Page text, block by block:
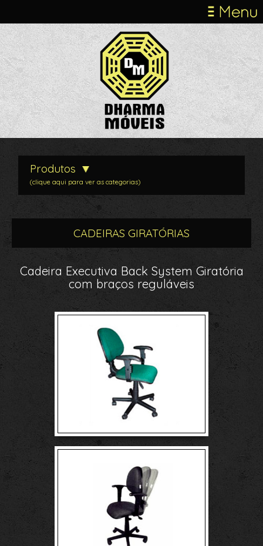
Produtos
(clique aqui para ver as categorias)
CADEIRAS GIRATÓRIAS
Cadeira Executiva Back System Giratória
com braços reguláveis